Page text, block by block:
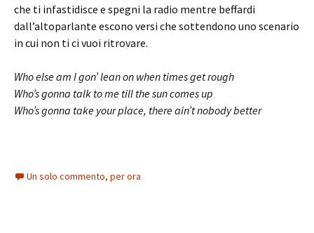
che ti infastidisce e spegni la radio mentre beffardi
dall’altoparlante escono versi che sottendono uno scenario
in cui non ti ci vuoi ritrovare.
Who else am I gon’ lean on when times get rough
Who’s gonna talk to me till the sun comes up
Who’s gonna take your place, there ain’t nobody better
Un solo commento, per ora